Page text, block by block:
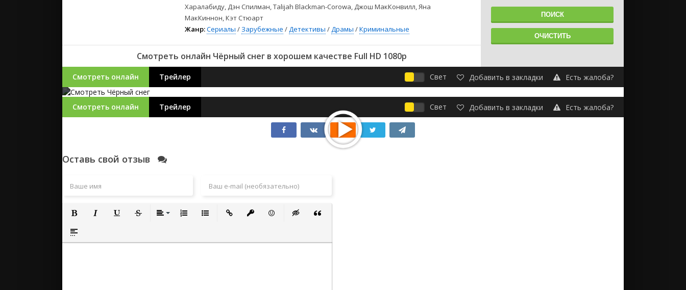
Харалабиду, Дэн Спилман, Talijah Blackman-Corowa, Джош МакКонвилл, Яна
МакКиннон, Кэт Стюарт
Жанр:Сериалы / Зарубежные /Детективы /Драмы /Криминальные
Смотреть онлайн Чёрный снег в хорошем качестве Full HD 1080p
Смотреть онлайн Трейлер Свет Добавить в закладки Есть жалоба?
Смотреть онлайн Трейлер Свет Добавить в закладки Есть жалоба?
Оставь свой отзыв
Полужирный
Вставка спойлера